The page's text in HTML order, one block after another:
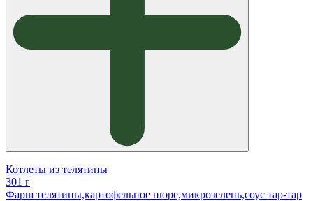
Котлеты из телятины
301 г
Фарш телятины,картофельное пюре,микрозелень,соус тар-тар